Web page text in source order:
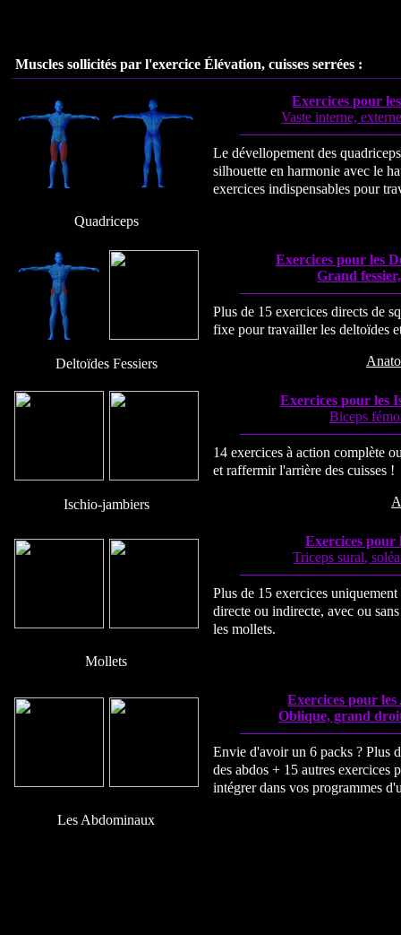
Muscles sollicités par l'exercice Élévation, cuisses serrées :
Exercices pour
Vaste interne,
Le dévellopement des
silhouette en harmonie avec le
exercices indispensables pour
Quadriceps
Exercices pour les
Grand
Plus de 15 exercices directs de
fixe pour travailler les deltoïdes
Deltoïdes Fessiers
Exercices pour les
Biceps
14 exercices à action complète
et raffermir l'arrière des cuisses !
Ischio-jambiers
Exercices pour
Triceps sural,
Plus de 15 exercices
directe ou indirecte, avec ou
les mollets.
Mollets
Exercices pour
Oblique, grand
Envie d'avoir un 6 packs ? Plus
des abdos + 15 autres exercices
intégrer dans vos programmes
Les Abdominaux